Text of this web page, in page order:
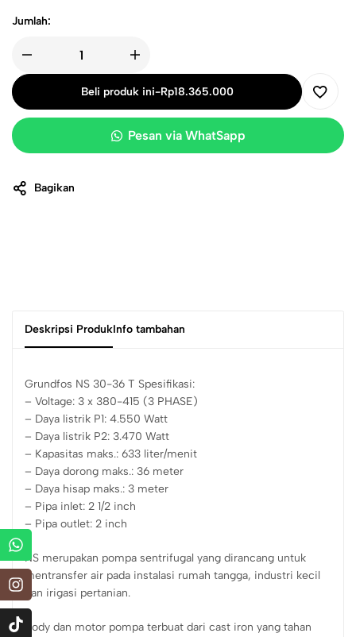
Jumlah:
Beli produk ini-Rp18.365.000
Pesan via WhatSapp
Bagikan
Deskripsi ProdukInfo tambahan
Grundfos NS 30-36 T Spesifikasi:
– Voltage: 3 x 380-415 (3 PHASE)
– Daya listrik P1: 4.550 Watt
– Daya listrik P2: 3.470 Watt
– Kapasitas maks.: 633 liter/menit
– Daya dorong maks.: 36 meter
– Daya hisap maks.: 3 meter
– Pipa inlet: 2 1/2 inch
– Pipa outlet: 2 inch
NS merupakan pompa sentrifugal yang dirancang untuk
mentransfer air pada instalasi rumah tangga, industri kecil
dan irigasi pertanian.
Body dan motor pompa terbuat dari cast iron yang tahan